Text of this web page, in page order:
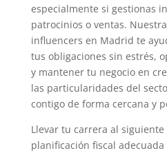
especialmente si gestionas
patrocinios o ventas.
influencers en Madrid te
tus obligaciones sin estrés,
y mantener tu negocio en
las particularidades del
contigo de forma cercana y
Llevar tu carrera al
planificación fiscal